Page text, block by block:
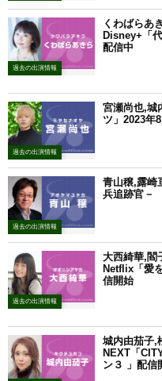
過去の出演情報
くわばらあ
Disney+「
配信中
過去の出演情報
宮瀬尚也,城
ツ」2023年
過去の出演情報
青山穣,露崎
兵追跡官－
過去の出演情報
大西綺華,閻
Netflix「愛
信開始
城内由茄子,
NEXT「
ン３ 」配信